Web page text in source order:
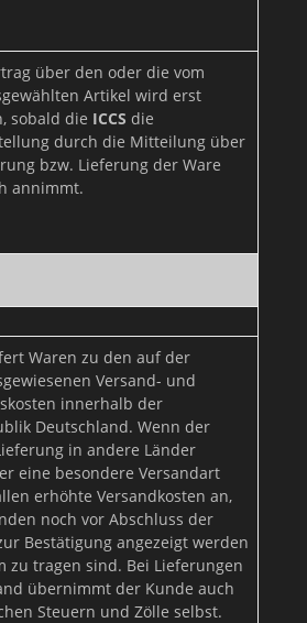
über den oder die vom
Artikel wird erst
sobald die ICCS die
durch die Mitteilung über
bzw. Lieferung der Ware
annimmt.
Waren zu den auf der
Versand- und
innerhalb der
Deutschland. Wenn der
in andere Länder
eine besondere Versandart
erhöhte Versandkosten an,
noch vor Abschluss der
Bestätigung angezeigt werden
zu tragen sind. Bei Lieferungen
übernimmt der Kunde auch
Steuern und Zölle selbst.